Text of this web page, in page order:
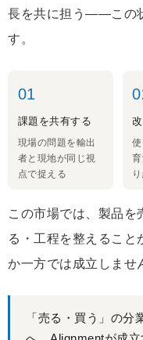
長を共に担う——この
す。
01
課題を共有する
現場の問題を輸出
者と現地が同じ視
点で捉える
この市場では、製品を
る・工程を整えること
か一方では成立しませ
「売る・買う」の